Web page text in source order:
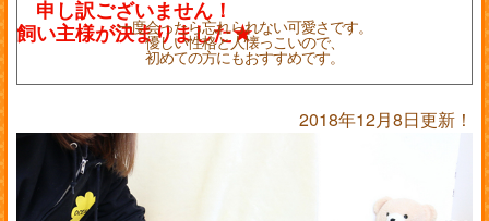
一度会ったら忘れられない可愛さです。
優しい性格と人懐っこいので、
初めての方にもおすすめです。
2018年12月8日更新！